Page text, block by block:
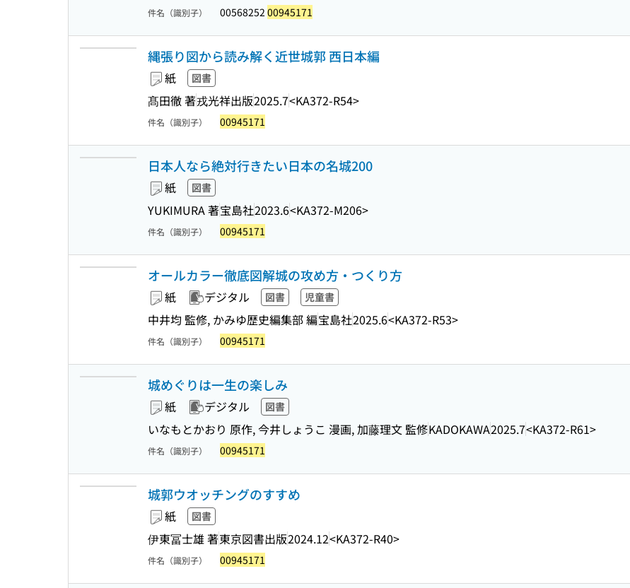
件名（識別子） 00568252 00945171
縄張り図から読み解く近世城郭 西日本編
紙 図書
髙田徹 著戎光祥出版2025.7<KA372-R54>
件名（識別子） 00945171
日本人なら絶対行きたい日本の名城200
紙 図書
YUKIMURA 著宝島社2023.6<KA372-M206>
件名（識別子） 00945171
オールカラー徹底図解城の攻め方・つくり方
紙 デジタル 図書 児童書
中井均 監修, かみゆ歴史編集部 編宝島社2025.6<KA372-R53>
件名（識別子） 00945171
城めぐりは一生の楽しみ
紙 デジタル 図書
いなもとかおり 原作, 今井しょうこ 漫画, 加藤理文 監修KADOKAWA2025.7<KA372-R61>
件名（識別子） 00945171
城郭ウオッチングのすすめ
紙 図書
伊東冨士雄 著東京図書出版2024.12<KA372-R40>
件名（識別子） 00945171